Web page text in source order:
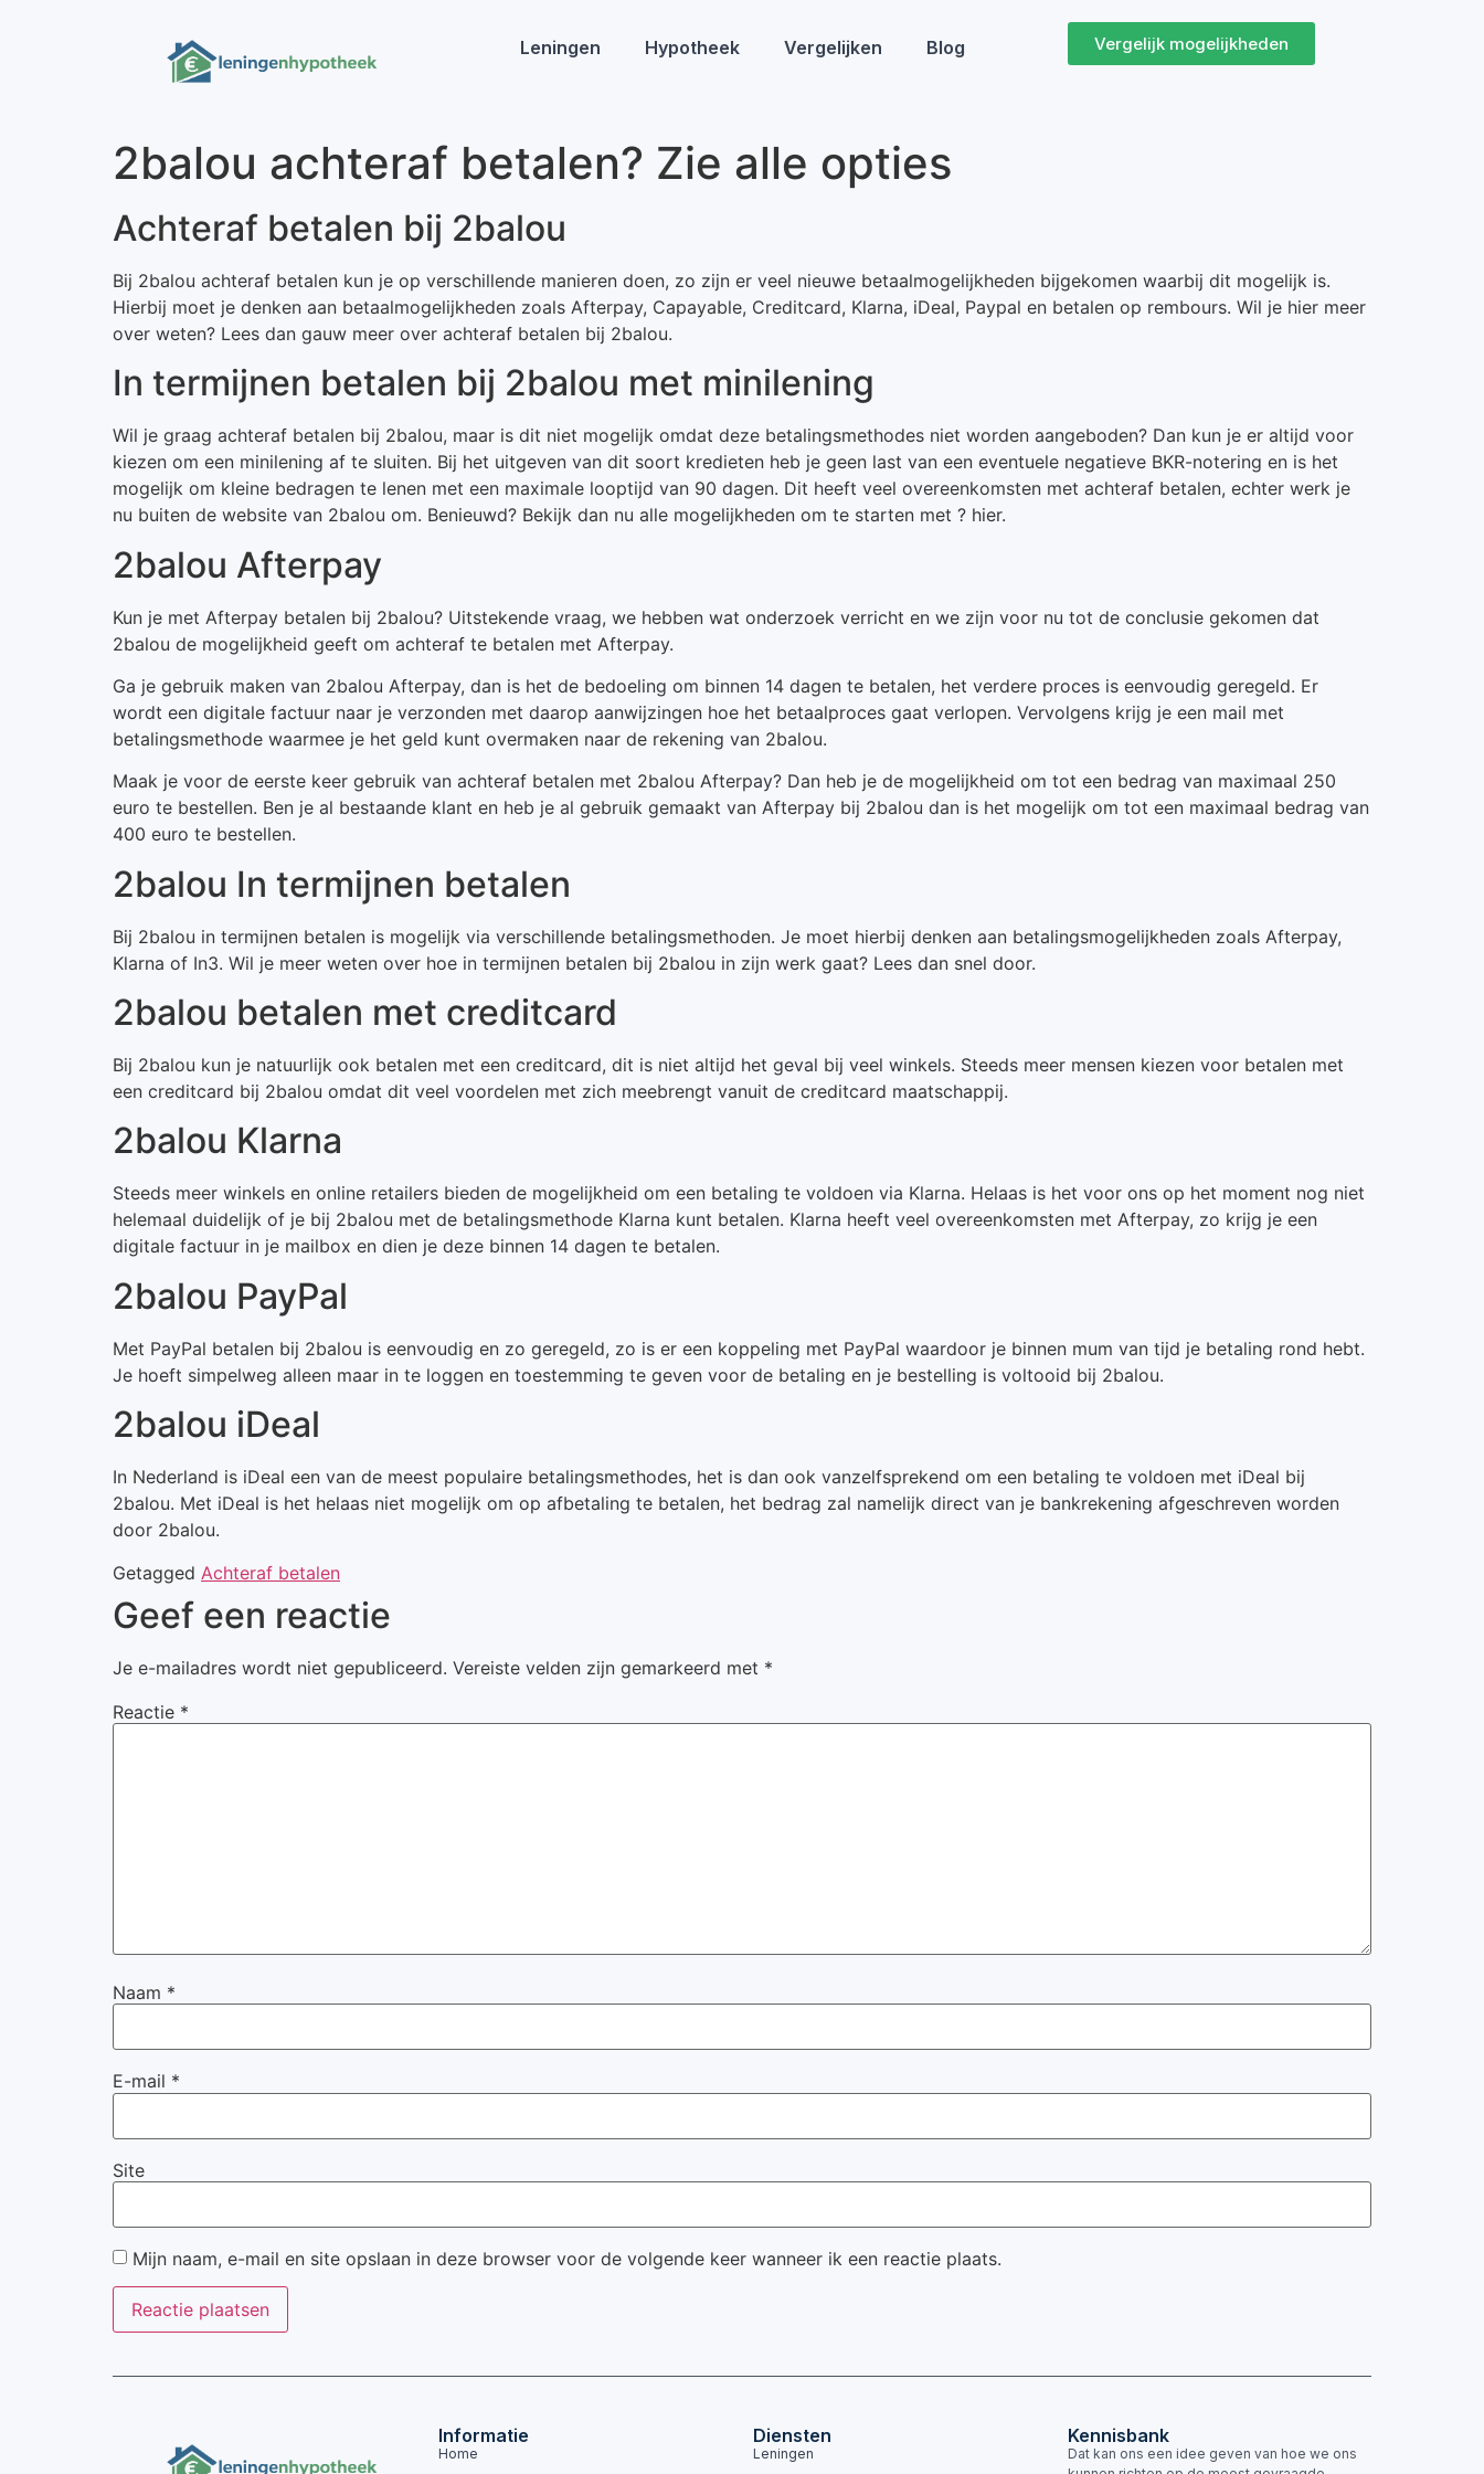
Leningen Hypotheek Vergelijken Blog Vergelijk mogelijkheden
2balou achteraf betalen? Zie alle opties
Achteraf betalen bij 2balou
Bij 2balou achteraf betalen kun je op verschillende manieren doen, zo zijn er veel nieuwe betaalmogelijkheden bijgekomen waarbij dit mogelijk is.
Hierbij moet je denken aan betaalmogelijkheden zoals Afterpay, Capayable, Creditcard, Klarna, iDeal, Paypal en betalen op rembours. Wil je hier meer
over weten? Lees dan gauw meer over achteraf betalen bij 2balou.
In termijnen betalen bij 2balou met minilening
Wil je graag achteraf betalen bij 2balou, maar is dit niet mogelijk omdat deze betalingsmethodes niet worden aangeboden? Dan kun je er altijd voor
kiezen om een minilening af te sluiten. Bij het uitgeven van dit soort kredieten heb je geen last van een eventuele negatieve BKR-notering en is het
mogelijk om kleine bedragen te lenen met een maximale looptijd van 90 dagen. Dit heeft veel overeenkomsten met achteraf betalen, echter werk je
nu buiten de website van 2balou om. Benieuwd? Bekijk dan nu alle mogelijkheden om te starten met ? hier.
2balou Afterpay
Kun je met Afterpay betalen bij 2balou? Uitstekende vraag, we hebben wat onderzoek verricht en we zijn voor nu tot de conclusie gekomen dat
2balou de mogelijkheid geeft om achteraf te betalen met Afterpay.
Ga je gebruik maken van 2balou Afterpay, dan is het de bedoeling om binnen 14 dagen te betalen, het verdere proces is eenvoudig geregeld. Er
wordt een digitale factuur naar je verzonden met daarop aanwijzingen hoe het betaalproces gaat verlopen. Vervolgens krijg je een mail met
betalingsmethode waarmee je het geld kunt overmaken naar de rekening van 2balou.
Maak je voor de eerste keer gebruik van achteraf betalen met 2balou Afterpay? Dan heb je de mogelijkheid om tot een bedrag van maximaal 250
euro te bestellen. Ben je al bestaande klant en heb je al gebruik gemaakt van Afterpay bij 2balou dan is het mogelijk om tot een maximaal bedrag van
400 euro te bestellen.
2balou In termijnen betalen
Bij 2balou in termijnen betalen is mogelijk via verschillende betalingsmethoden. Je moet hierbij denken aan betalingsmogelijkheden zoals Afterpay,
Klarna of In3. Wil je meer weten over hoe in termijnen betalen bij 2balou in zijn werk gaat? Lees dan snel door.
2balou betalen met creditcard
Bij 2balou kun je natuurlijk ook betalen met een creditcard, dit is niet altijd het geval bij veel winkels. Steeds meer mensen kiezen voor betalen met
een creditcard bij 2balou omdat dit veel voordelen met zich meebrengt vanuit de creditcard maatschappij.
2balou Klarna
Steeds meer winkels en online retailers bieden de mogelijkheid om een betaling te voldoen via Klarna. Helaas is het voor ons op het moment nog niet
helemaal duidelijk of je bij 2balou met de betalingsmethode Klarna kunt betalen. Klarna heeft veel overeenkomsten met Afterpay, zo krijg je een
digitale factuur in je mailbox en dien je deze binnen 14 dagen te betalen.
2balou PayPal
Met PayPal betalen bij 2balou is eenvoudig en zo geregeld, zo is er een koppeling met PayPal waardoor je binnen mum van tijd je betaling rond hebt.
Je hoeft simpelweg alleen maar in te loggen en toestemming te geven voor de betaling en je bestelling is voltooid bij 2balou.
2balou iDeal
In Nederland is iDeal een van de meest populaire betalingsmethodes, het is dan ook vanzelfsprekend om een betaling te voldoen met iDeal bij
2balou. Met iDeal is het helaas niet mogelijk om op afbetaling te betalen, het bedrag zal namelijk direct van je bankrekening afgeschreven worden
door 2balou.
Getagged Achteraf betalen
Geef een reactie
Je e-mailadres wordt niet gepubliceerd. Vereiste velden zijn gemarkeerd met *
Reactie *
Naam *
E-mail *
Site
Mijn naam, e-mail en site opslaan in deze browser voor de volgende keer wanneer ik een reactie plaats.
Informatie
Home
Diensten
Leningen
Kennisbank
Dat kan ons een idee geven van hoe we ons